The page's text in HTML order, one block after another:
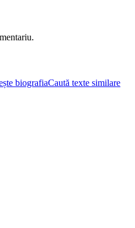
biografiaCaută texte similare